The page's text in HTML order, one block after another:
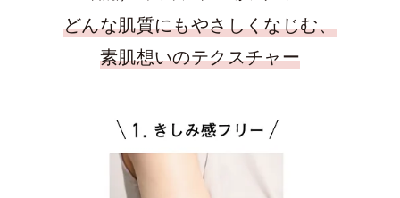
どんな肌質にもやさしくなじむ、
素肌想いのテクスチャー